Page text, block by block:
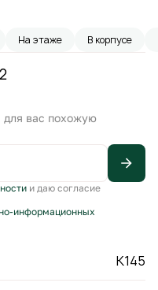
На этаже В корпусе
2
для вас похожую
и даю согласие
информационных
К145